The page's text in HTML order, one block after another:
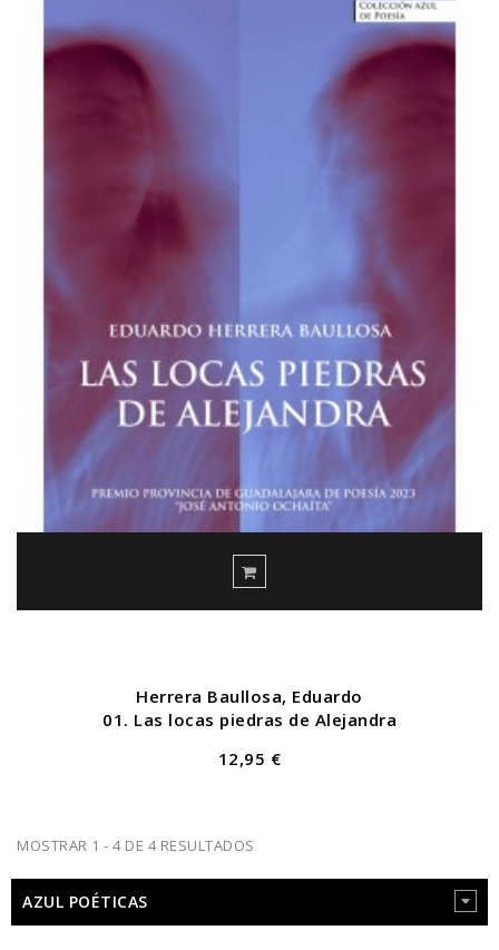
Herrera Baullosa, Eduardo
01. Las locas piedras de Alejandra
12,95 €
MOSTRAR 1 - 4 DE 4 RESULTADOS
AZUL POÉTICAS